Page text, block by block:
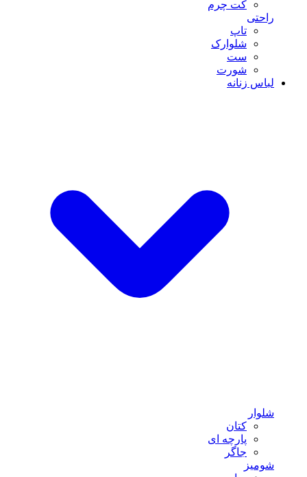
کت چرم
راحتی
تاپ
شلوارک
ست
شورت
لباس زنانه
شلوار
کتان
پارچه ای
جاگر
شومیز